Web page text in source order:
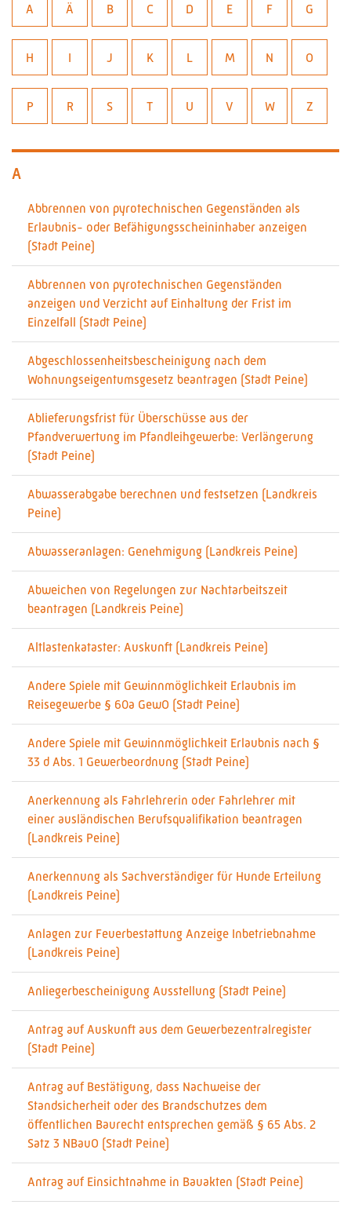
A Ä B C D E F G
H I J K L M N O
P R S T U V W Z
A
Abbrennen von pyrotechnischen Gegenständen als
Erlaubnis- oder Befähigungsscheininhaber anzeigen
(Stadt Peine)
Abbrennen von pyrotechnischen Gegenständen
anzeigen und Verzicht auf Einhaltung der Frist im
Einzelfall (Stadt Peine)
Abgeschlossenheitsbescheinigung nach dem
Wohnungseigentumsgesetz beantragen (Stadt Peine)
Ablieferungsfrist für Überschüsse aus der
Pfandverwertung im Pfandleihgewerbe: Verlängerung
(Stadt Peine)
Abwasserabgabe berechnen und festsetzen (Landkreis
Peine)
Abwasseranlagen: Genehmigung (Landkreis Peine)
Abweichen von Regelungen zur Nachtarbeitszeit
beantragen (Landkreis Peine)
Altlastenkataster: Auskunft (Landkreis Peine)
Andere Spiele mit Gewinnmöglichkeit Erlaubnis im
Reisegewerbe § 60a GewO (Stadt Peine)
Andere Spiele mit Gewinnmöglichkeit Erlaubnis nach §
33 d Abs. 1 Gewerbeordnung (Stadt Peine)
Anerkennung als Fahrlehrerin oder Fahrlehrer mit
einer ausländischen Berufsqualifikation beantragen
(Landkreis Peine)
Anerkennung als Sachverständiger für Hunde Erteilung
(Landkreis Peine)
Anlagen zur Feuerbestattung Anzeige Inbetriebnahme
(Landkreis Peine)
Anliegerbescheinigung Ausstellung (Stadt Peine)
Antrag auf Auskunft aus dem Gewerbezentralregister
(Stadt Peine)
Antrag auf Bestätigung, dass Nachweise der
Standsicherheit oder des Brandschutzes dem
öffentlichen Baurecht entsprechen gemäß § 65 Abs. 2
Satz 3 NBauO (Stadt Peine)
Antrag auf Einsichtnahme in Bauakten (Stadt Peine)